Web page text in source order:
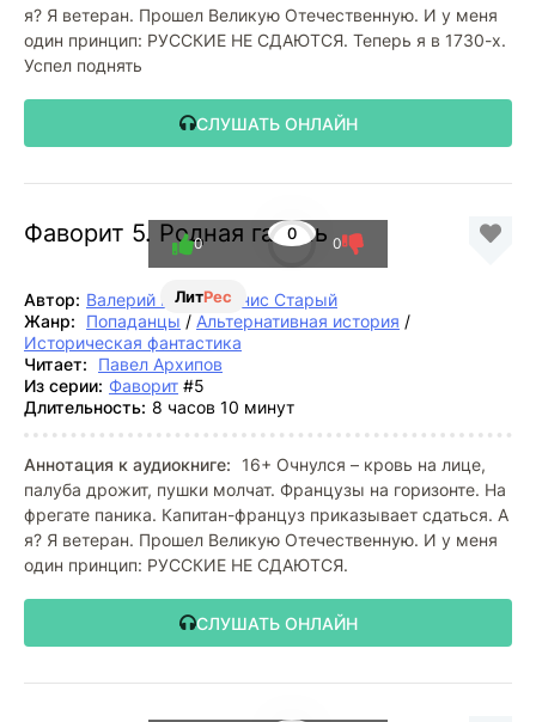
я? Я ветеран. Прошел Великую Отечественную. И у меня
один принцип: РУССКИЕ НЕ СДАЮТСЯ. Теперь я в 1730-х.
Успел поднять
СЛУШАТЬ ОНЛАЙН
Фаворит 5. Родная гавань
ЛитРес
0
0 0
Автор: Валерий Гуров,Денис Старый
Жанр:
Попаданцы / Альтернативная история /
Историческая фантастика
Читает:
Павел Архипов
Из серии: Фаворит #5
Длительность: 8 часов 10 минут
Аннотация к аудиокниге:
16+ Очнулся – кровь на лице,
палуба дрожит, пушки молчат. Французы на горизонте. На
фрегате паника. Капитан-француз приказывает сдаться. А
я? Я ветеран. Прошел Великую Отечественную. И у меня
один принцип: РУССКИЕ НЕ СДАЮТСЯ.
СЛУШАТЬ ОНЛАЙН